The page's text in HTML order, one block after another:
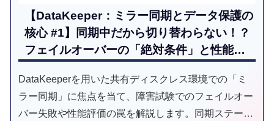
【DataKeeper：ミラー同期とデータ保護の
核心 #1】同期中だから切り替わらない！？
フェイルオーバーの「絶対条件」と性能評
DataKeeperを用いた共有ディスクレス環境での「ミ
ラー同期」に焦点を当て、障害試験でのフェイルオー
バー失敗や性能評価の罠を解説します。同期ステータ